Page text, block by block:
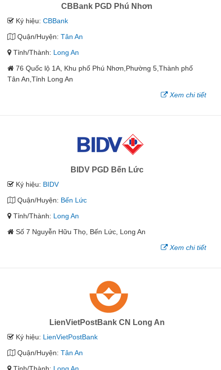
CBBank PGD Phú Nhơn
Ký hiệu: CBBank
Quận/Huyện: Tân An
Tỉnh/Thành: Long An
76 Quốc lộ 1A, Khu phố Phú Nhơn,Phường 5,Thành phố
Tân An,Tỉnh Long An
Xem chi tiết
BIDV PGD Bến Lức
Ký hiệu: BIDV
Quận/Huyện: Bến Lức
Tỉnh/Thành: Long An
Số 7 Nguyễn Hữu Thọ, Bến Lức, Long An
Xem chi tiết
LienVietPostBank CN Long An
Ký hiệu: LienVietPostBank
Quận/Huyện: Tân An